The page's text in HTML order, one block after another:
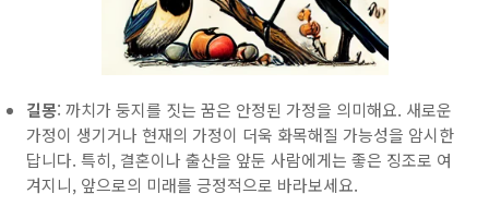
길몽: 까치가 둥지를 짓는 꿈은 안정된 가정을 의미해요. 새로운
가정이 생기거나 현재의 가정이 더욱 화목해질 가능성을 암시한
답니다. 특히, 결혼이나 출산을 앞둔 사람에게는 좋은 징조로 여
겨지니, 앞으로의 미래를 긍정적으로 바라보세요.